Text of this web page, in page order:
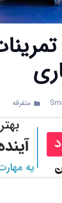
folder متفرقه